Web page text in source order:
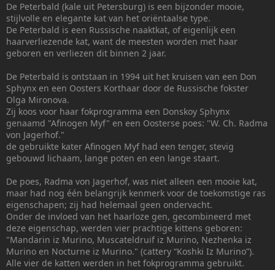
De Peterbald (kale uit Petersburg) is een bijzonder mooie,
stijlvolle en elegante kat van het oriëntaalse type.
De Peterbald is een Russische naaktkat, of eigenlijk een
haarverliezende kat, want de meesten worden met haar
geboren en verliezen dit binnen 2 jaar.
De Peterbald is ontstaan in 1994 uit het kruisen van een Don
Sphynx en een Oosters Korthaar door de Russische fokster
Olga Mironova.
Zij koos voor haar fokprogramma een Donskoy Sphynx
genaamd "Afinogen Myf" en een Oosterse poes: "W. Ch. Radma
von Jagerhof."
de gebruikte kater Afinogen Myf had een tenger, stevig
gebouwd lichaam, lange poten en een lange staart.
De poes, Radma von Jagerhof, was niet alleen een mooie kat,
maar had nog één belangrijk kenmerk voor de toekomstige ras
eigenschapen; zij had helemaal geen ondervacht.
Onder de invloed van het haarloze gen, gecombineerd met
deze eigenschap, werden vier prachtige kittens geboren:
"Mandarin iz Murino, Muscateldruif iz Murino, Nezhenka iz
Murino en Nocturne iz Murino." (cattery “Koshki Iz Murino”).
Alle vier de katten werden in het fokprogramma gebruikt.